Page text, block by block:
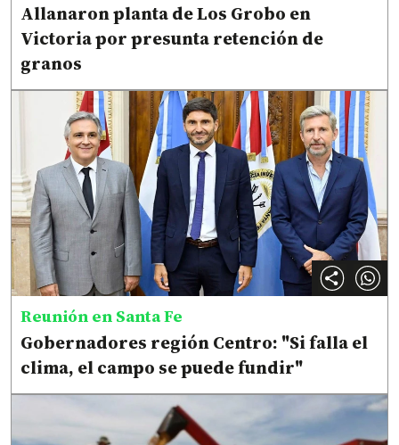
Allanaron planta de Los Grobo en
Victoria por presunta retención de
granos
Reunión en Santa Fe
Gobernadores región Centro: "Si falla el
clima, el campo se puede fundir"